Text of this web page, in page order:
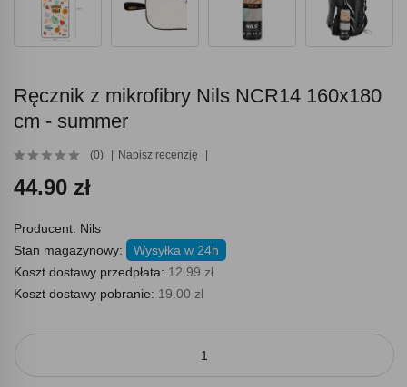
Ręcznik z mikrofibry Nils NCR14 160x180
cm - summer
(0) Napisz recenzję
44.90 zł
Producent: Nils
Stan magazynowy:
Wysyłka w 24h
Koszt dostawy przedpłata: 12.99 zł
Koszt dostawy pobranie: 19.00 zł